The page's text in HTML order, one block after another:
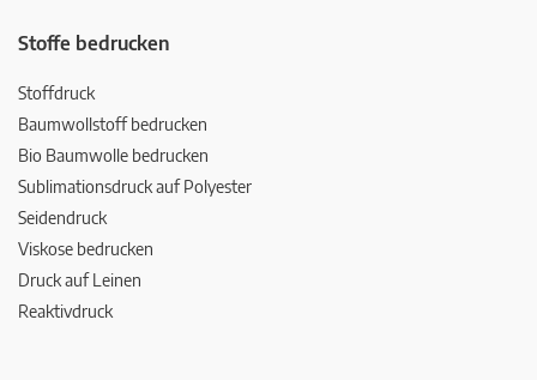
Stoffe bedrucken
Stoffdruck
Baumwollstoff bedrucken
Bio Baumwolle bedrucken
Sublimationsdruck auf Polyester
Seidendruck
Viskose bedrucken
Druck auf Leinen
Reaktivdruck